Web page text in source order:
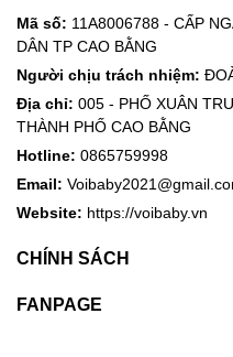
Mã số: 11A8006788 - CẤP
DÂN TP CAO BẰNG
Người chịu trách nhiệm:
Địa chỉ: 005 - PHỐ XUÂN
THÀNH PHỐ CAO BẰNG
Hotline: 0865759998
Email:
Website: https://voibaby.vn
CHÍNH SÁCH
FANPAGE